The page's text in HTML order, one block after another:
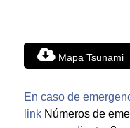
Mapa Tsunami
En caso de
link Números de